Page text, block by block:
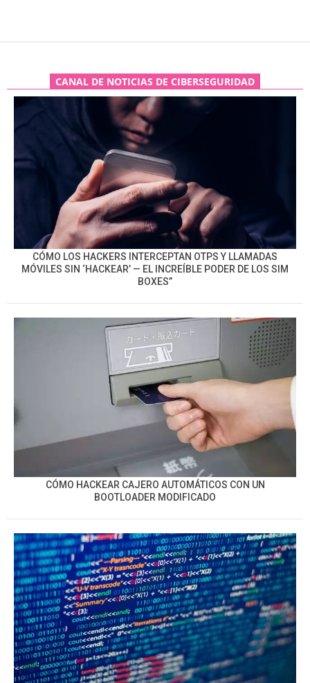
CANAL DE NOTICIAS DE CIBERSEGURIDAD
CÓMO LOS HACKERS INTERCEPTAN OTPS Y LLAMADAS
MÓVILES SIN ‘HACKEAR’ — EL INCREÍBLE PODER DE LOS SIM
BOXES”
CÓMO HACKEAR CAJERO AUTOMÁTICOS CON UN
BOOTLOADER MODIFICADO